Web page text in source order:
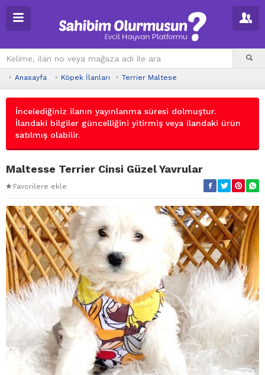
Anasayfa Köpek İlanları Terrier Maltese
İncelediğiniz ilanın yayınlanma süresi dolmuştur.
İlandaki bilgiler güncelliğini yitirmiş veya ilandaki ürün
satılmış olabilir.
Maltesse Terrier Cinsi Güzel Yavrular
Favorilere ekle